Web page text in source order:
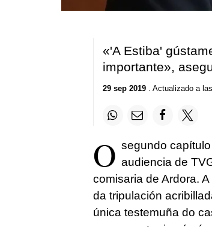
«'A Estiba'
importante»,
29 sep 2019. Actualizado a
O segundo
audiencia de
comisaria de Ardora.
da tripulación
única testemuña do